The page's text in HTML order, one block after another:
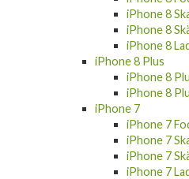
iPhone 8
iPhone 8
iPhone 8
iPhone 8 Plus
iPhone 8
iPhone 8
iPhone 7
iPhone 7
iPhone 7
iPhone 7
iPhone 7